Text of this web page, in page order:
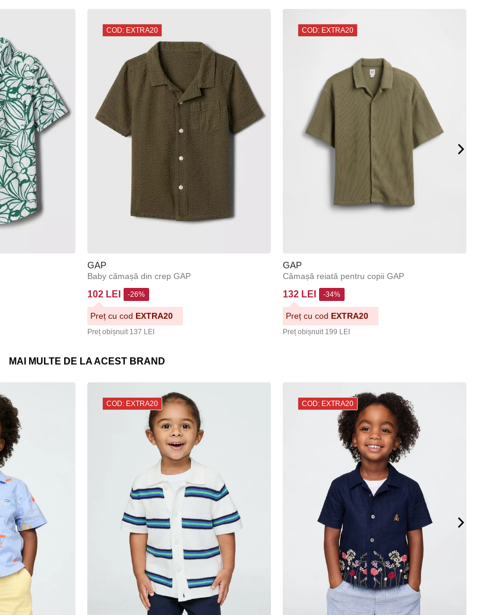
COD: EXTRA20
GAP
Baby cămașă din crep GAP
102 LEI
Preț obișnuit 137 LEI
-26%
Preț cu cod EXTRA20
COD: EXTRA20
GAP
Cămașă reiată pentru copii GAP
132 LEI
Preț obișnuit 199 LEI
-34%
Preț cu cod EXTRA20
MAI MULTE DE LA ACEST BRAND
COD: EXTRA20 COD: EXTRA20